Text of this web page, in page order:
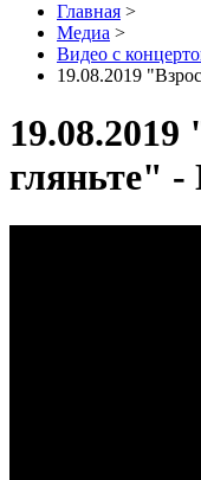
Главная >
Медиа >
Видео с
19.08.2019
гляньте" -